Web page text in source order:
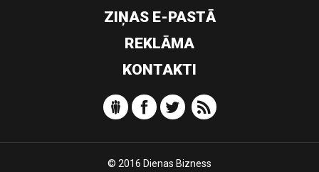
ZIŅAS E-PASTĀ
REKLĀMA
KONTAKTI
© 2016 Dienas Bizness